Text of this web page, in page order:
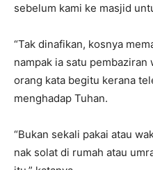
sebelum kami ke masjid
“Tak dinafikan, kosnya
nampak ia satu
orang kata begitu kerana
menghadap Tuhan.
“Bukan sekali pakai atau
nak solat di rumah atau